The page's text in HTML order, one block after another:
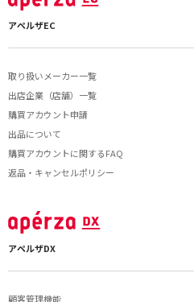
アペルザEC
取り扱いメーカー一覧
出店企業（店舗）一覧
購買アカウント申請
出品について
購買アカウントに関するFAQ
返品・キャンセルポリシー
アペルザDX
顧客管理機能